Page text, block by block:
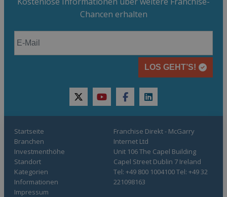
Chancen erhalten
LOS GEHT’S!
twitteryoutubefacebooklinkedin
Startseite
Branchen
Investmenthöhe
Standort
Kategorien
Informationen
Impressum
Franchise Direkt - McGarry
Internet Ltd
Unit 106 The Capel Building
Capel Street Dublin 7 Ireland
Tel: +49 800 1004100 Tel: +49 32
221098163